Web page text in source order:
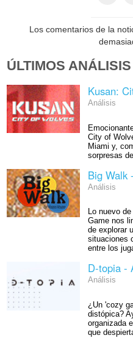
Los comentarios de la
ÚLTIMOS
Kusan:
Análisis
City of
Miami y,
sorpresas
Big Walk
Análisis
Lo nuevo
Game nos
de explorar
situaciones
entre los
D-topia -
Análisis
¿Un 'cozy
distópica?
organizada
que